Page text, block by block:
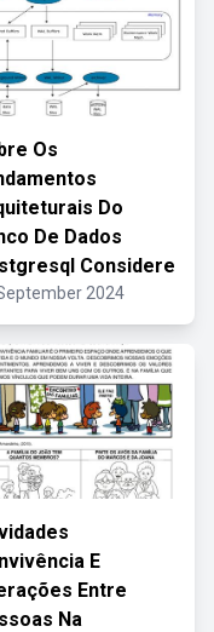
Os
Do
De Dados
Considere
2024
E
Entre
Na